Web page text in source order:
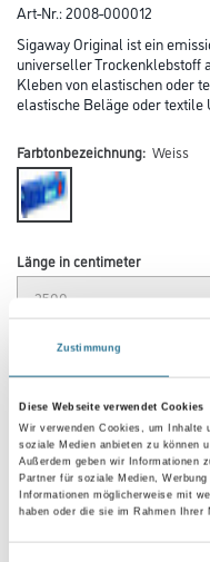
Zustimmung
Diese Webseite verwendet Cookies
Wir verwenden Cookies, um Inhalte
soziale Medien anbieten zu können
Außerdem geben wir Informationen
Partner für soziale Medien,
Informationen möglicherweise mit
haben oder die sie im Rahmen Ihrer
Art-Nr.:2008-000012
Sigaway Original ist ein
universeller Trockenklebstoff
Kleben von elastischen oder
elastische Beläge oder textile
Farbtonbezeichnung: Weiss
Länge in centimeter
Breite in centimeter
Gebinde